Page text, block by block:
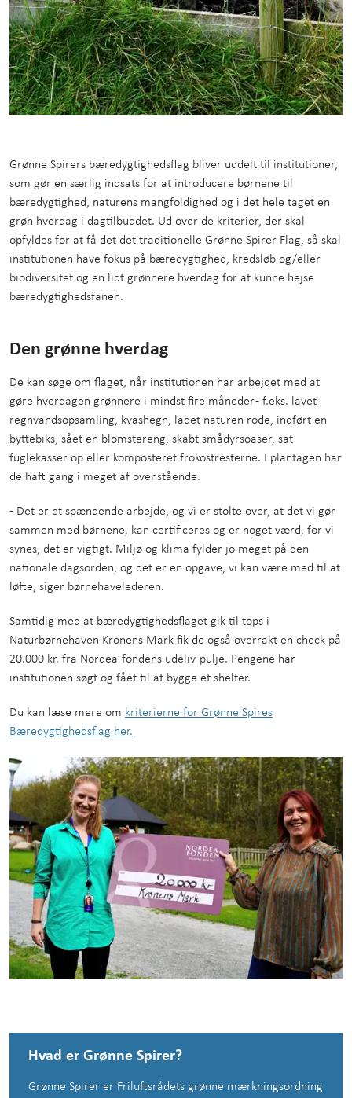
Grønne Spirers bæredygtighedsflag bliver uddelt til institutioner,
som gør en særlig indsats for at introducere børnene til
bæredygtighed, naturens mangfoldighed og i det hele taget en
grøn hverdag i dagtilbuddet. Ud over de kriterier, der skal
opfyldes for at få det det traditionelle Grønne Spirer Flag, så skal
institutionen have fokus på bæredygtighed, kredsløb og/eller
biodiversitet og en lidt grønnere hverdag for at kunne hejse
bæredygtighedsfanen.
Den grønne hverdag
De kan søge om flaget, når institutionen har arbejdet med at
gøre hverdagen grønnere i mindst fire måneder - f.eks. lavet
regnvandsopsamling, kvashegn, ladet naturen rode, indført en
byttebiks, sået en blomstereng, skabt smådyrsoaser, sat
fuglekasser op eller komposteret frokostresterne. I plantagen har
de haft gang i meget af ovenstående.
- Det er et spændende arbejde, og vi er stolte over, at det vi gør
sammen med børnene, kan certificeres og er noget værd, for vi
synes, det er vigtigt. Miljø og klima fylder jo meget på den
nationale dagsorden, og det er en opgave, vi kan være med til at
løfte, siger børnehavelederen.
Samtidig med at bæredygtighedsflaget gik til tops i
Naturbørnehaven Kronens Mark fik de også overrakt en check på
20.000 kr. fra Nordea-fondens udeliv-pulje. Pengene har
institutionen søgt og fået til at bygge et shelter.
Du kan læse mere om kriterierne for Grønne Spires
Bæredygtighedsflag her.
Hvad er Grønne Spirer?
Grønne Spirer er Friluftsrådets grønne mærkningsordning